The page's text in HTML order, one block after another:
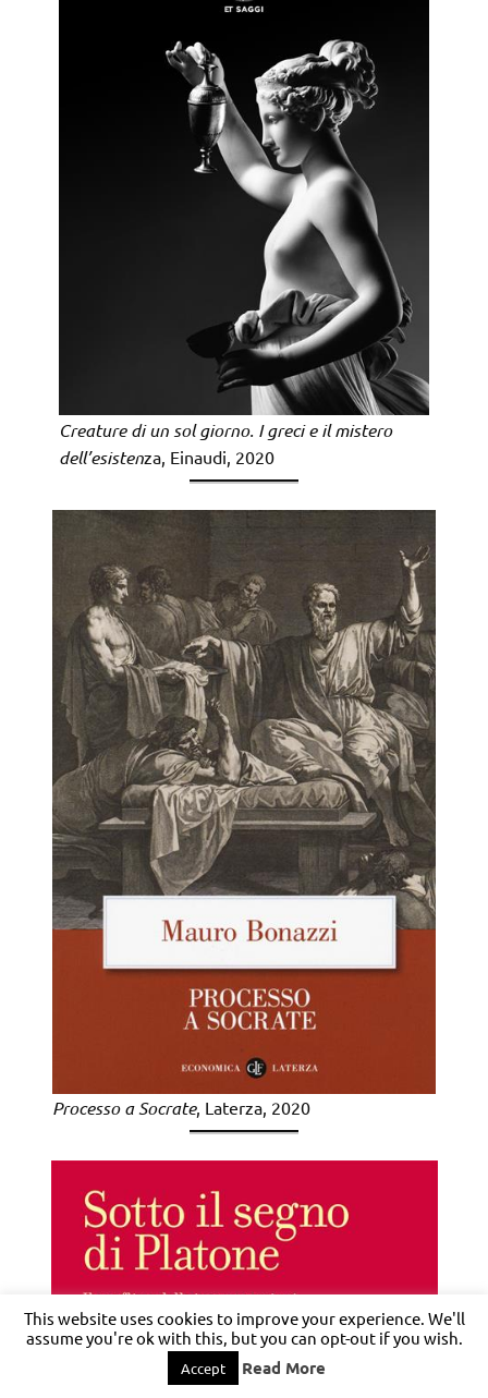
Creature di un sol giorno. I greci e il mistero
dell’esistenza, Einaudi, 2020
Processo a Socrate, Laterza, 2020
This website uses cookies to improve your experience. We'll
assume you're ok with this, but you can opt-out if you wish.
Accept Read More